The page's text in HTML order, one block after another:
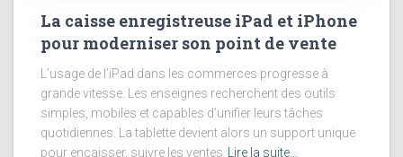
La caisse enregistreuse iPad et iPhone
pour moderniser son point de vente
L’usage de l’iPad dans les commerces progresse à
grande vitesse. Les enseignes recherchent des outils
simples, mobiles et capables d’unifier leurs tâches
quotidiennes. La tablette devient alors un support unique
pour encaisser, suivre les ventes Lire la suite…